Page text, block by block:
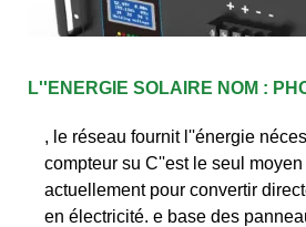
L''ENERGIE SOLAIRE NOM :
, le réseau fournit l''énergie
compteur su C''est le seul
actuellement pour convertir
en électricité. e base des